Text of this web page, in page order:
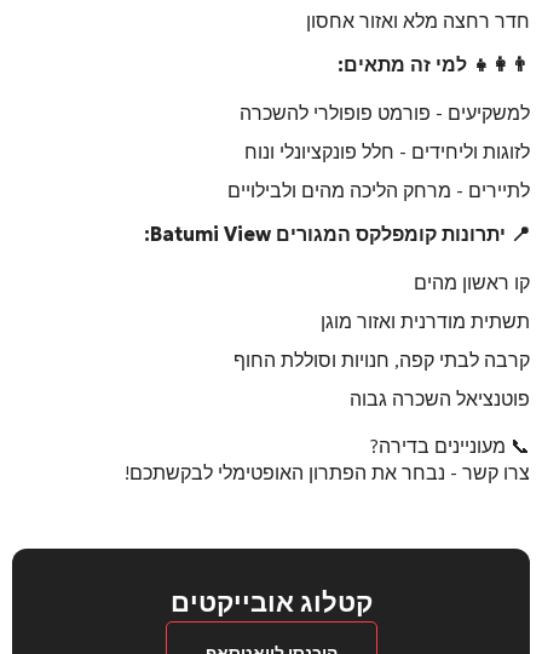
חדר רחצה מלא ואזור אחסון
👨‍👩‍👧 למי זה מתאים:
למשקיעים - פורמט פופולרי להשכרה
לזוגות וליחידים - חלל פונקציונלי ונוח
לתיירים - מרחק הליכה מהים ולבילויים
📍 יתרונות קומפלקס המגורים Batumi View
:
קו ראשון מהים
תשתית מודרנית ואזור מוגן
קרבה לבתי קפה, חנויות וסוללת החוף
פוטנציאל השכרה גבוה
📞 מעוניינים בדירה?
צרו קשר - נבחר את הפתרון האופטימלי לבקשתכם!
קטלוג אובייקטים